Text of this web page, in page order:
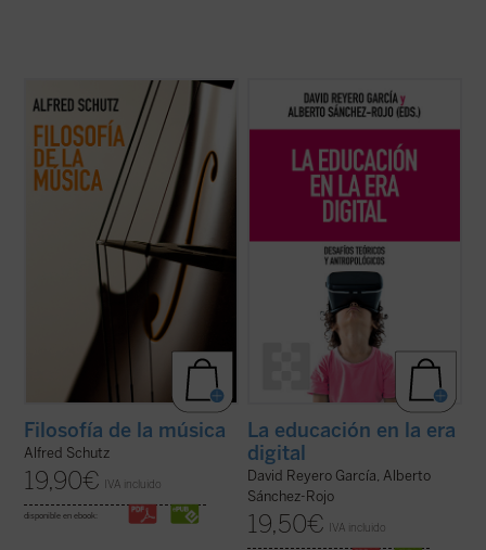
Este libro reúne, por primera vez en
español, todos los textos sobre música de
Alfred Schutz, uno de los grandes nombres
de la sociología del siglo XX. En ellos no solo
analiza lo que sentimos cuando
escuchamos una melodía, también explora
(ver ficha)
Filosofía de la música
Alfred Schutz
19,90€ IVA incluido
disponible en ebook:
Frente a una tecnología con creciente
poder de decisión,La educación en la era
preguntas: ¿qué podemos saber?, ¿qué
debemos hacer?, ¿qué nos cabe esperar?
(ver ficha)
La educación en la era
digital
David Reyero García, Alberto
Sánchez-Rojo
19,50€ IVA incluido